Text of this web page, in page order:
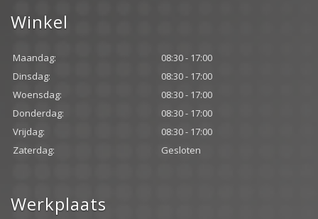
Winkel
Maandag:
08:30 - 17:00
Dinsdag:
08:30 - 17:00
Woensdag:
08:30 - 17:00
Donderdag:
08:30 - 17:00
Vrijdag:
08:30 - 17:00
Zaterdag:
Gesloten
Werkplaats